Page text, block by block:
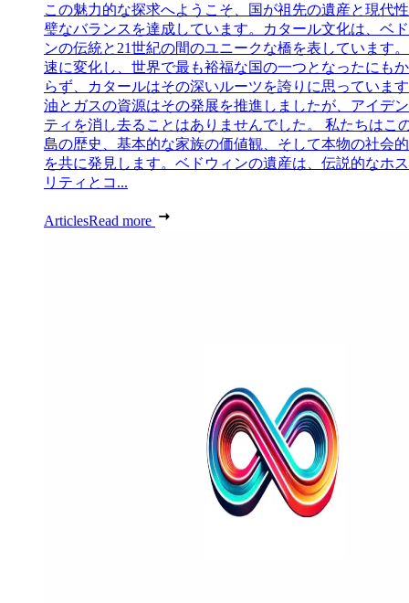
この魅力的な探求へようこそ、国が祖先の遺産と現代
璧なバランスを達成しています。カタール文化は、ベ
ンの伝統と21世紀の間のユニークな橋を表しています
速に変化し、世界で最も裕福な国の一つとなったにも
らず、カタールはその深いルーツを誇りに思っていま
油とガスの資源はその発展を推進しましたが、アイデ
ティを消し去ることはありませんでした。 私たちはこ
島の歴史、基本的な家族の価値観、そして本物の社会
を共に発見します。ベドウィンの遺産は、伝説的なホ
リティとコ...
ArticlesRead more